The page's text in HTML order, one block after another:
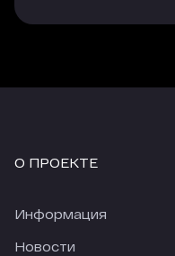
перед карантином).
снизилось только
это просто
О ПРОЕКТЕ
Информация
Новости